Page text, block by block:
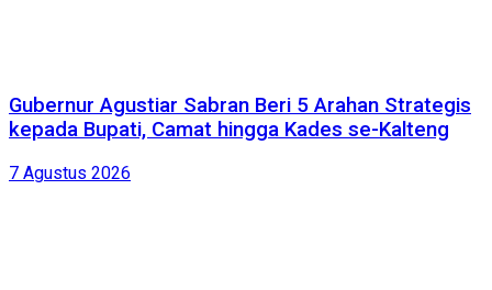
Gubernur Agustiar Sabran Beri 5 Arahan Strategis
kepada Bupati, Camat hingga Kades se-Kalteng
7 Agustus 2026